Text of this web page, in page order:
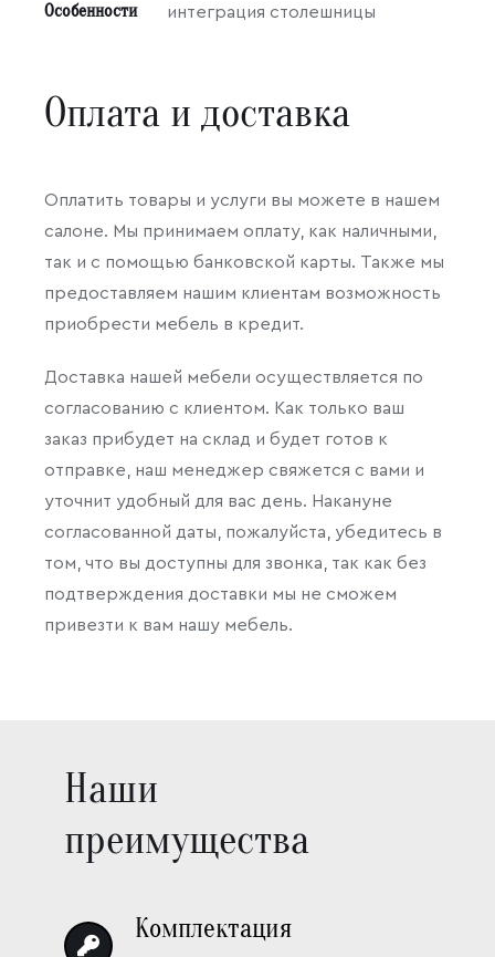
Особенности интеграция столешницы
Оплата и доставка
Оплатить товары и услуги вы можете в нашем
салоне. Мы принимаем оплату, как наличными,
так и с помощью банковской карты. Также мы
предоставляем нашим клиентам возможность
приобрести мебель в кредит.
Доставка нашей мебели осуществляется по
согласованию с клиентом. Как только ваш
заказ прибудет на склад и будет готов к
отправке, наш менеджер свяжется с вами и
уточнит удобный для вас день. Накануне
согласованной даты, пожалуйста, убедитесь в
том, что вы доступны для звонка, так как без
подтверждения доставки мы не сможем
привезти к вам нашу мебель.
Наши
преимущества
Комплектация